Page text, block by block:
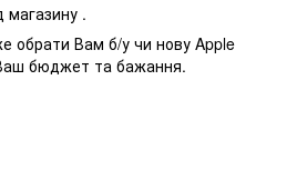
магазину .
обрати Вам б/у чи нову Apple
Ваш бюджет та бажання.